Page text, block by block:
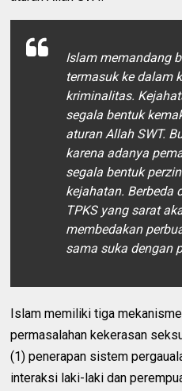
Islam memandang
termasuk ke dalam
kriminalitas.
segala bentuk
aturan Allah SWT.
karena adanya
segala bentuk
kejahatan. Berbeda
TPKS yang sarat
membedakan
sama suka dengan
Islam memiliki tiga
permasalahan kekerasan
(1) penerapan sistem
interaksi laki-laki dan